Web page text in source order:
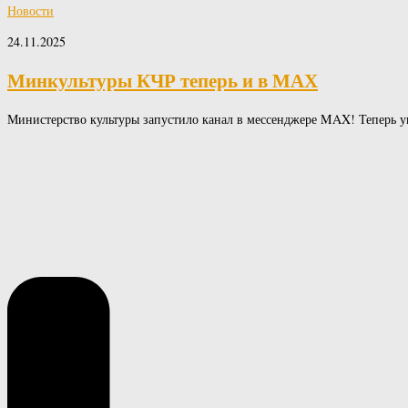
Новости
24.11.2025
Минкультуры КЧР теперь и в МАХ
Министерство культуры запустило канал в мессенджере MAX!